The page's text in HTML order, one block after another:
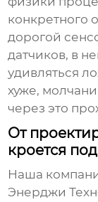
конкретного
дорогой
датчиков, в
удивляться
хуже,
через это
От
кроется
Наша
Энерджи